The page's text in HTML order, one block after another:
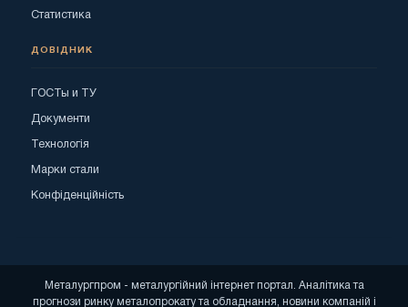
Статистика
ДОВІДНИК
ГОСТы и ТУ
Документи
Технологія
Марки стали
Конфіденційність
Металургпром - металургійний інтернет портал. Аналітика та
прогнози ринку металопрокату та обладнання, новини компаній і